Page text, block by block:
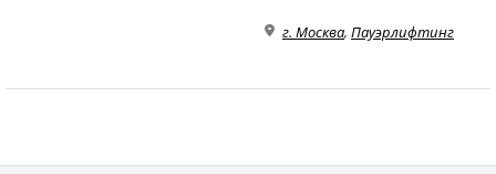
г. Москва, Пауэрлифтинг